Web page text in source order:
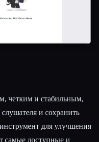
четким и стабильным,
и сохранить
для улучшения
самые доступные и